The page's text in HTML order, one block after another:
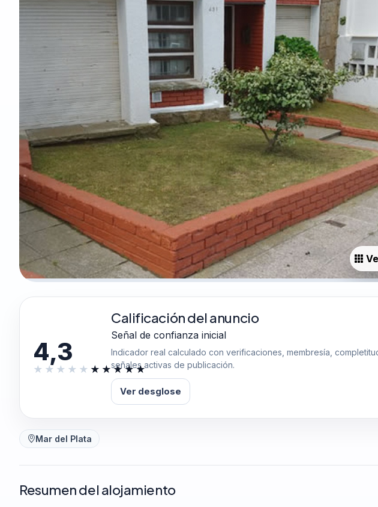
4,3
Calificación del anuncio
Señal de confianza inicial
Indicador real calculado con verificaciones, membresía,
señales activas de publicación.
Ver desglose
Mar del Plata
Resumen del alojamiento